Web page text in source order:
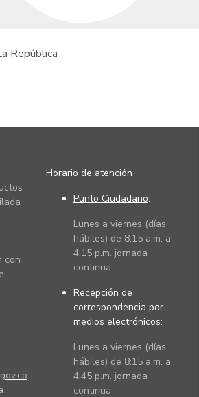
República
con
Horario de atención
Punto Ciudadano:
Lunes a viernes (días
hábiles) de 8:15 a.m. a
4:15 p.m. jornada
continua
Recepción de
correspondencia por
medios electrónicos:
Lunes a viernes (días
hábiles) de 8:15 a.m. a
4:45 p.m. jornada
continua